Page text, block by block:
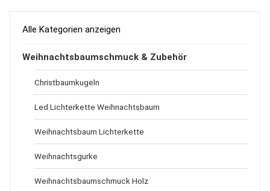
Alle Kategorien anzeigen
Weihnachtsbaumschmuck & Zubehör
Christbaumkugeln
Led Lichterkette Weihnachtsbaum
Weihnachtsbaum Lichterkette
Weihnachtsgurke
Weihnachtsbaumschmuck Holz